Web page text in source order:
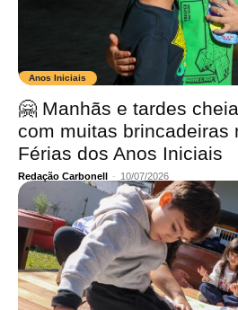
Anos Iniciais
🤗 Manhãs e tardes
com muitas brincadeiras
Férias dos Anos Iniciais
Redação Carbonell - 10/07/2026